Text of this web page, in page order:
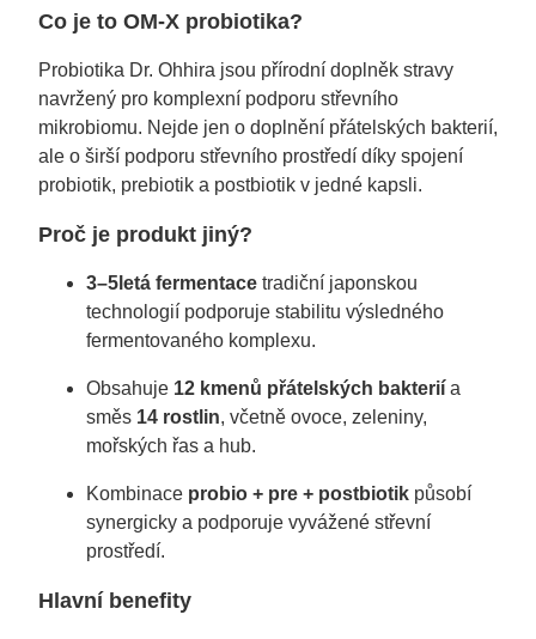
Co je to OM-X probiotika?
Probiotika Dr. Ohhira jsou přírodní doplněk stravy
navržený pro komplexní podporu střevního
mikrobiomu. Nejde jen o doplnění přátelských bakterií,
ale o širší podporu střevního prostředí díky spojení
probiotik, prebiotik a postbiotik v jedné kapsli.
Proč je produkt jiný?
3–5letá fermentacetradiční japonskou
technologií podporuje stabilitu výsledného
fermentovaného komplexu.
Obsahuje 12 kmenů přátelských bakteriía
směs 14 rostlin, včetně ovoce, zeleniny,
mořských řas a hub.
Kombinace probio + pre + postbiotikpůsobí
synergicky a podporuje vyvážené střevní
prostředí.
Hlavní benefity